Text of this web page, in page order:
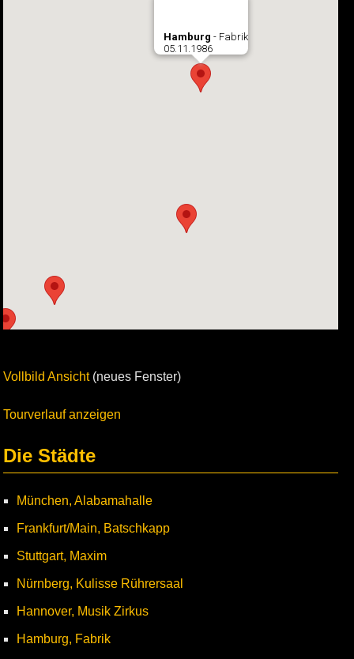
Hamburg - Fabrik
05.11.1986
Vollbild Ansicht(neues Fenster)
Tourverlauf anzeigen
Die Städte
München, Alabamahalle
Frankfurt/Main, Batschkapp
Stuttgart, Maxim
Nürnberg, Kulisse Rührersaal
Hannover, Musik Zirkus
Hamburg, Fabrik